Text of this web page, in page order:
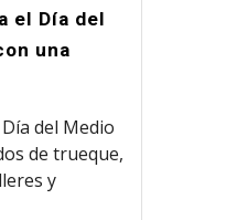
el Día del
una
del Medio
de trueque,
y